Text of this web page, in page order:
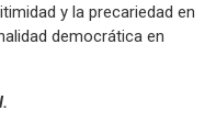
y la precariedad en
democrática en